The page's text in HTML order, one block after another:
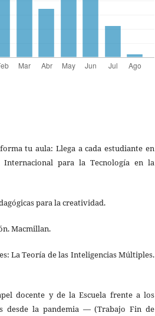
tu aula: Llega a cada estudiante en
Internacional para la Tecnología en la
para la creatividad.
Macmillan.
La Teoría de las Inteligencias Múltiples.
docente y de la Escuela frente a los
desde la pandemia — (Trabajo Fin de